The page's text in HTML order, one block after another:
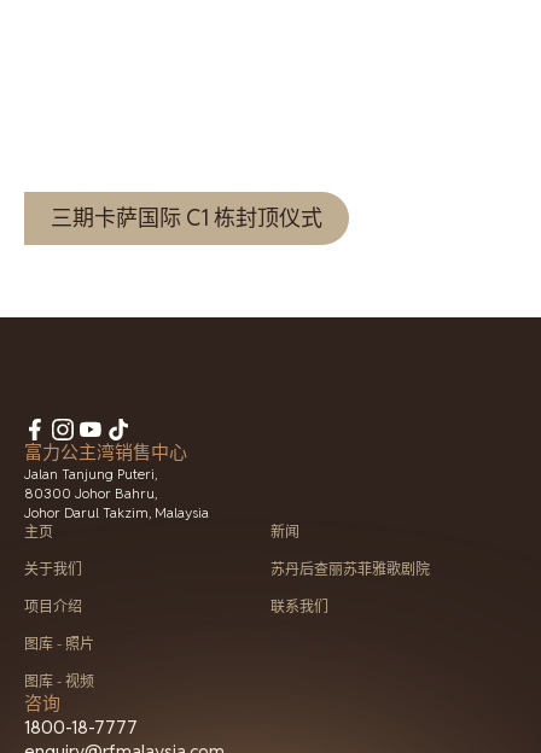
三期卡萨国际 C1 栋封顶仪式
富力公主湾销售中心
Jalan Tanjung Puteri,
80300 Johor Bahru,
Johor Darul Takzim, Malaysia
主页
关于我们
项目介绍
图库 - 照片
图库 - 视频
新闻
苏丹后查丽苏菲雅歌剧院
联系我们
咨询
1800-18-7777